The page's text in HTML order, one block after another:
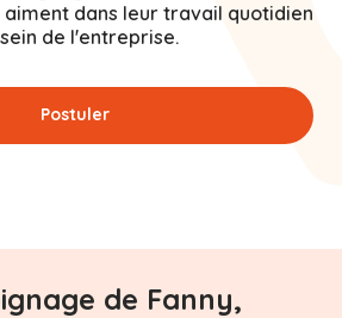
aiment dans leur travail quotidien
de l'entreprise.
Postuler
de Fanny,